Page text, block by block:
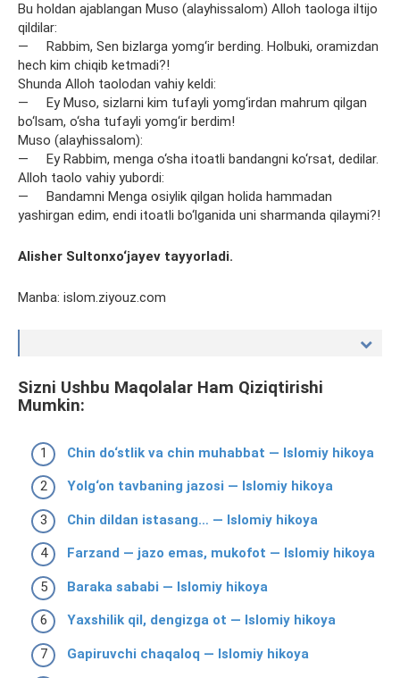
Bu holdan ajablangan Muso (alayhissalom) Alloh taologa iltijo
qildilar:
— Rabbim, Sen bizlarga yomg‘ir berding. Holbuki, oramizdan
hech kim chiqib ketmadi?!
Shunda Alloh taolodan vahiy keldi:
— Ey Muso, sizlarni kim tufayli yomg‘irdan mahrum qilgan
bo‘lsam, o‘sha tufayli yomg‘ir berdim!
Muso (alayhissalom):
— Ey Rabbim, menga o‘sha itoatli bandangni ko‘rsat, dedilar.
Alloh taolo vahiy yubordi:
— Bandamni Menga osiylik qilgan holida hammadan
yashirgan edim, endi itoatli bo‘lganida uni sharmanda qilaymi?!
Alisher Sultonxo‘jayev tayyorladi.
Manba: islom.ziyouz.com
Sizni Ushbu Maqolalar Ham Qiziqtirishi
Mumkin:
Chin do‘stlik va chin muhabbat — Islomiy hikoya
Yolg‘on tavbaning jazosi — Islomiy hikoya
Chin dildan istasang… — Islomiy hikoya
Farzand — jazo emas, mukofot — Islomiy hikoya
Baraka sababi — Islomiy hikoya
Yaxshilik qil, dengizga ot — Islomiy hikoya
Gapiruvchi chaqaloq — Islomiy hikoya